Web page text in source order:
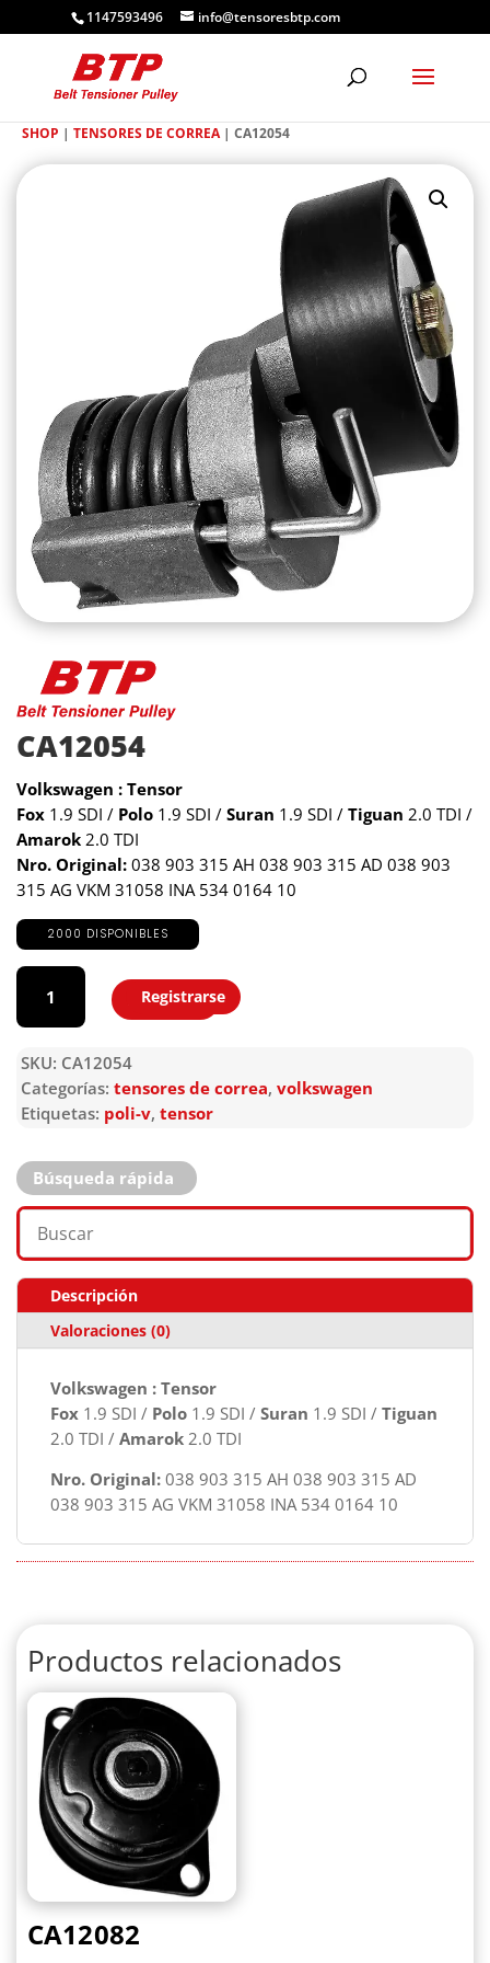
1147593496 info@tensoresbtp.com
SHOP | TENSORES DE CORREA| CA12054
CA12054
Volkswagen : Tensor
Fox 1.9 SDI / Polo 1.9 SDI / Suran 1.9 SDI / Tiguan 2.0 TDI /
Amarok 2.0 TDI
Nro. Original: 038 903 315 AH 038 903 315 AD 038 903
315 AG VKM 31058 INA 534 0164 10
2000 DISPONIBLES
CA12054
cantidad
Agregar
Registrarse
SKU: CA12054
Categorías: tensores de correa, volkswagen
Etiquetas: poli-v, tensor
Búsqueda rápida
Descripción
Valoraciones (0)
Volkswagen : Tensor
Fox 1.9 SDI / Polo 1.9 SDI / Suran 1.9 SDI / Tiguan
2.0 TDI / Amarok 2.0 TDI
Nro. Original: 038 903 315 AH 038 903 315 AD
038 903 315 AG VKM 31058 INA 534 0164 10
Productos relacionados
CA12082